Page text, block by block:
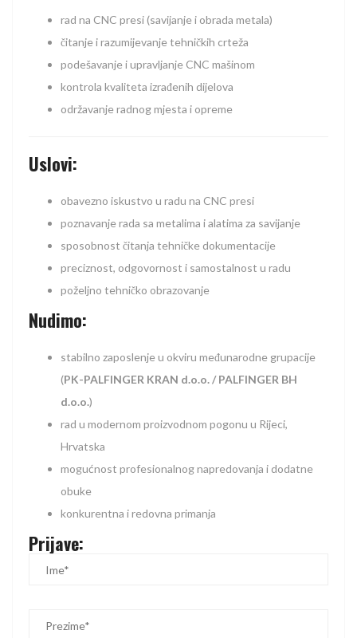
rad na CNC presi (savijanje i obrada metala)
čitanje i razumijevanje tehničkih crteža
podešavanje i upravljanje CNC mašinom
kontrola kvaliteta izrađenih dijelova
održavanje radnog mjesta i opreme
Uslovi:
obavezno iskustvo u radu na CNC presi
poznavanje rada sa metalima i alatima za savijanje
sposobnost čitanja tehničke dokumentacije
preciznost, odgovornost i samostalnost u radu
poželjno tehničko obrazovanje
Nudimo:
stabilno zaposlenje u okviru međunarodne grupacije
(PK-PALFINGER KRAN d.o.o. / PALFINGER BH
d.o.o.)
rad u modernom proizvodnom pogonu u Rijeci,
Hrvatska
mogućnost profesionalnog napredovanja i dodatne
obuke
konkurentna i redovna primanja
Prijave: